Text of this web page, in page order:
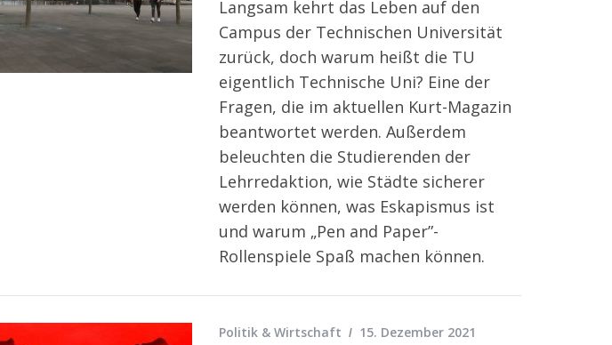
Langsam kehrt das Leben auf den
Campus der Technischen Universität
zurück, doch warum heißt die TU
eigentlich Technische Uni? Eine der
Fragen, die im aktuellen Kurt-Magazin
beantwortet werden. Außerdem
beleuchten die Studierenden der
Lehrredaktion, wie Städte sicherer
werden können, was Eskapismus ist
und warum „Pen and Paper”-
Rollenspiele Spaß machen können.
Politik & Wirtschaft 15. Dezember 2021